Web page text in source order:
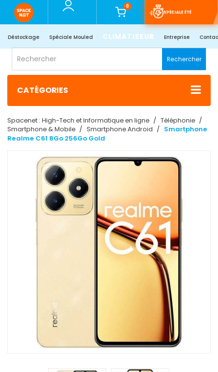
0
SPÉCIALE ÉTÉ
Déstockage Spéciale Mouled CLIMATISEUR Entreprise
Rechercher
CATÉGORIES
Spacenet : High-Tech et Informatique en ligne
Téléphonie
Smartphone & Mobile
Smartphone Android
Smartphone
Realme C61 8Go 256Go Gold